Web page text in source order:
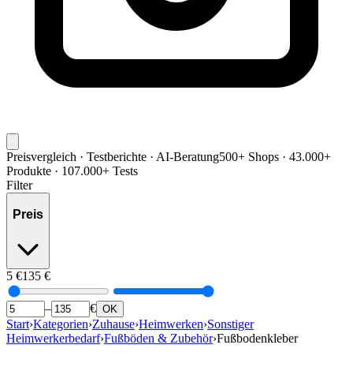
Preisvergleich · Testberichte · AI-Beratung500+ Shops · 43.000+
Produkte · 107.000+ Tests
Filter
Preis
5 €135 €
– € OK
Start›Kategorien›Zuhause›Heimwerken›Sonstiger
Heimwerkerbedarf›Fußböden & Zubehör›Fußbodenkleber